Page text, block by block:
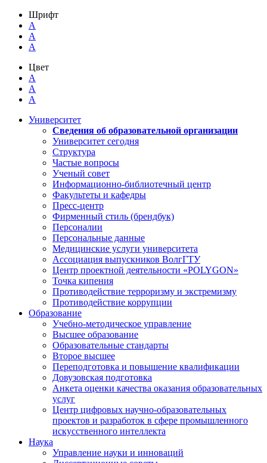
Шрифт
A
A
A
Цвет
A
A
A
Университет
Сведения об образовательной организации
Университет сегодня
Структура
Частые вопросы
Ученый совет
Информационно-библиотечный центр
Факультеты и кафедры
Пресс-центр
Фирменный стиль (брендбук)
Персоналии
Персональные данные
Медицинские услуги университета
Ассоциация выпускников ВолгГТУ
Центр проектной деятельности «POLYGON»
Точка кипения
Противодействие терроризму и экстремизму
Противодействие коррупции
Образование
Учебно-методическое управление
Высшее образование
Образовательные стандарты
Второе высшее
Переподготовка и повышение квалификации
Довузовская подготовка
Анкета оценки качества оказания образовательных
услуг
Центр цифровых научно-образовательных
проектов и разработок в сфере промышленного
искусственного интеллекта
Наука
Управление науки и инноваций